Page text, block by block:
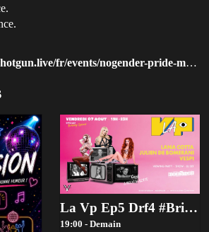
fr/events/nogender-pride-montpellier-closing?utm_source=queer-paris
La Vp Ep5 Drf4 #Britneyspearsedition
19:00 - Demain